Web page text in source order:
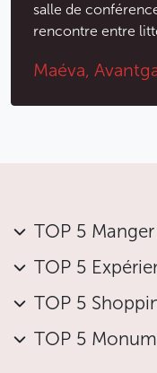
salle de
rencontre entre
Maéva,
TOP 5
TOP 5
TOP 5
TOP 5